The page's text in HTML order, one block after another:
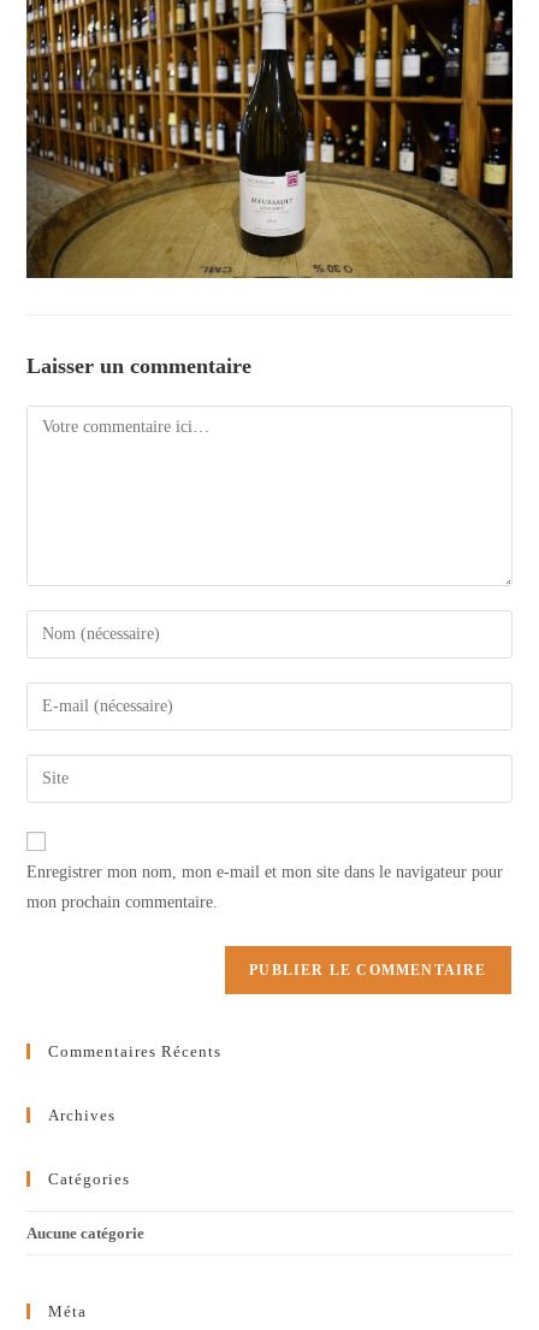
Laisser un commentaire
Comment
Enter
your
name
comment
Enter
your
email
address
comment
Saisir
l’URL
de
Enregistrer mon nom, mon e-mail et mon site dans le navigateur pour
mon prochain commentaire.
Commentaires Récents
Archives
Catégories
Aucune catégorie
Méta